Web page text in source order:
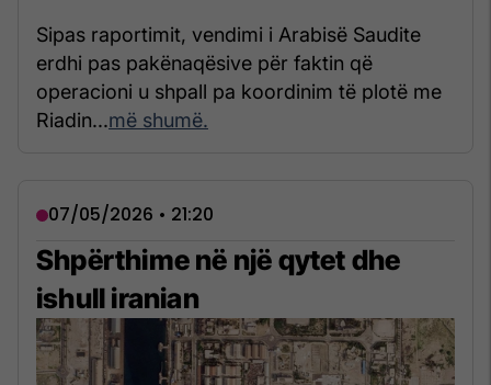
Sipas raportimit, vendimi i Arabisë Saudite
erdhi pas pakënaqësive për faktin që
operacioni u shpall pa koordinim të plotë me
Riadin...më shumë.
07/05/2026 • 21:20
Shpërthime në një qytet dhe
ishull iranian